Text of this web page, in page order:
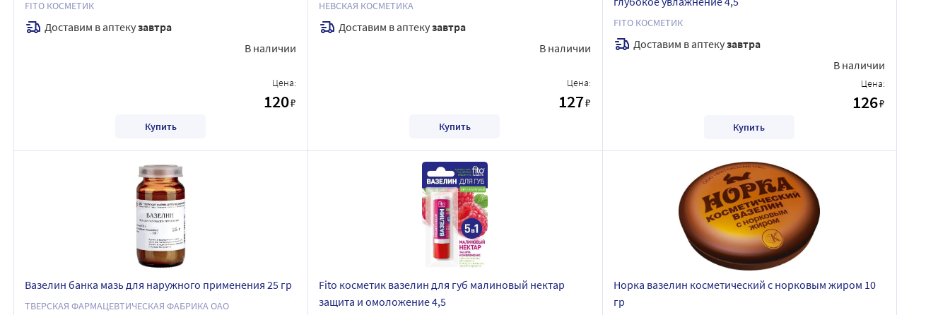
FITO КОСМЕТИК
Доставим в аптекузавтра
В наличии
Цена:
120₽
Купить
НЕВСКАЯ КОСМЕТИКА
Доставим в аптекузавтра
В наличии
Цена:
127₽
Купить
FITO КОСМЕТИК
Доставим в аптекузавтра
В наличии
Цена:
126₽
Купить
Вазелин банка мазь для наружного применения 25 гр
ТВЕРСКАЯ ФАРМАЦЕВТИЧЕСКАЯ ФАБРИКА ОАО
Fito косметик вазелин для губ малиновый нектар
защита и омоложение 4,5
Норка вазелин косметический с норковым жиром 10
гр